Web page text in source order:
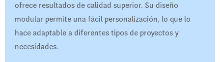
ofrece resultados de calidad superior. Su diseño
modular permite una fácil personalización, lo que lo
hace adaptable a diferentes tipos de proyectos y
necesidades.